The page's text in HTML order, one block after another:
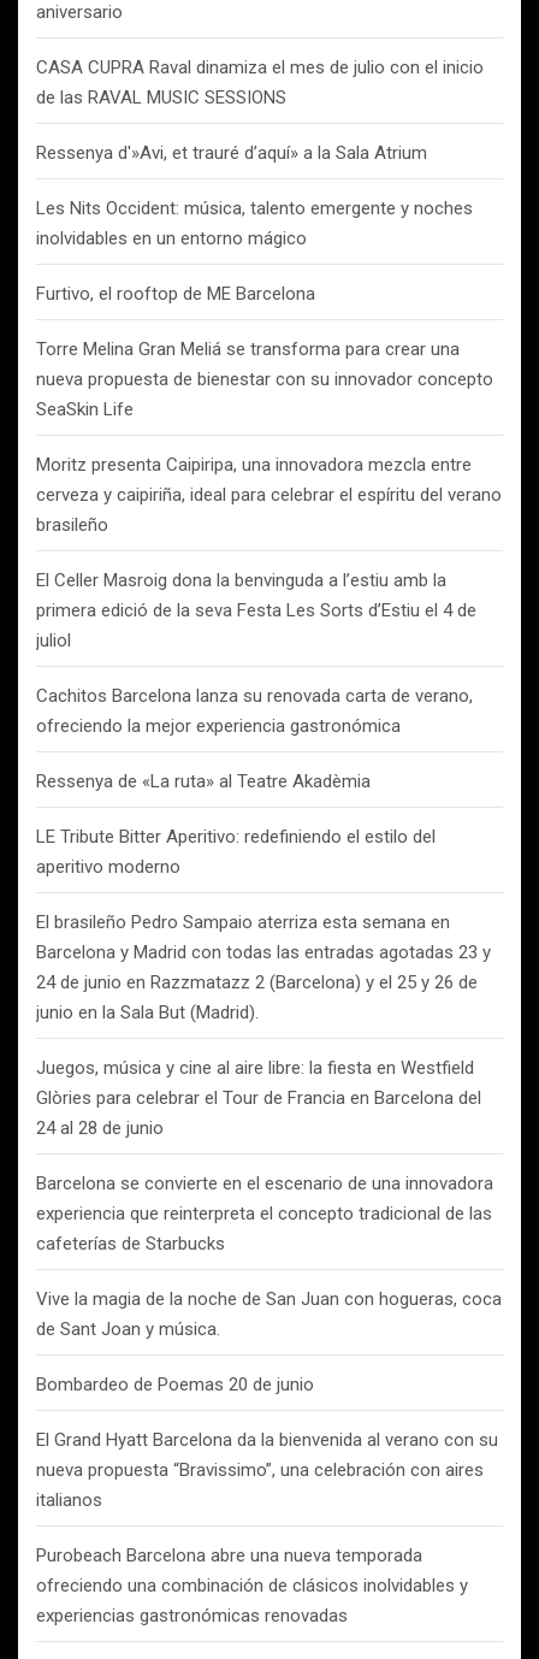
aniversario
CASA CUPRA Raval dinamiza el mes de julio con el inicio
de las RAVAL MUSIC SESSIONS
Ressenya d'»Avi, et trauré d’aquí» a la Sala Atrium
Les Nits Occident: música, talento emergente y noches
inolvidables en un entorno mágico
Furtivo, el rooftop de ME Barcelona
Torre Melina Gran Meliá se transforma para crear una
nueva propuesta de bienestar con su innovador concepto
SeaSkin Life
Moritz presenta Caipiripa, una innovadora mezcla entre
cerveza y caipiriña, ideal para celebrar el espíritu del verano
brasileño
El Celler Masroig dona la benvinguda a l’estiu amb la
primera edició de la seva Festa Les Sorts d’Estiu el 4 de
juliol
Cachitos Barcelona lanza su renovada carta de verano,
ofreciendo la mejor experiencia gastronómica
Ressenya de «La ruta» al Teatre Akadèmia
LE Tribute Bitter Aperitivo: redefiniendo el estilo del
aperitivo moderno
El brasileño Pedro Sampaio aterriza esta semana en
Barcelona y Madrid con todas las entradas agotadas 23 y
24 de junio en Razzmatazz 2 (Barcelona) y el 25 y 26 de
junio en la Sala But (Madrid).
Juegos, música y cine al aire libre: la fiesta en Westfield
Glòries para celebrar el Tour de Francia en Barcelona del
24 al 28 de junio
Barcelona se convierte en el escenario de una innovadora
experiencia que reinterpreta el concepto tradicional de las
cafeterías de Starbucks
Vive la magia de la noche de San Juan con hogueras, coca
de Sant Joan y música.
Bombardeo de Poemas 20 de junio
El Grand Hyatt Barcelona da la bienvenida al verano con su
nueva propuesta “Bravissimo”, una celebración con aires
italianos
Purobeach Barcelona abre una nueva temporada
ofreciendo una combinación de clásicos inolvidables y
experiencias gastronómicas renovadas